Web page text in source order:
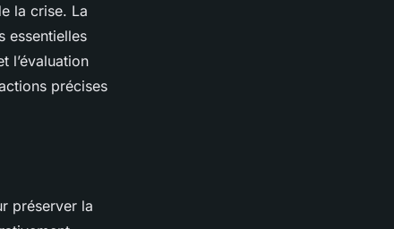
la crise. La
essentielles
l’évaluation
précises
préserver la